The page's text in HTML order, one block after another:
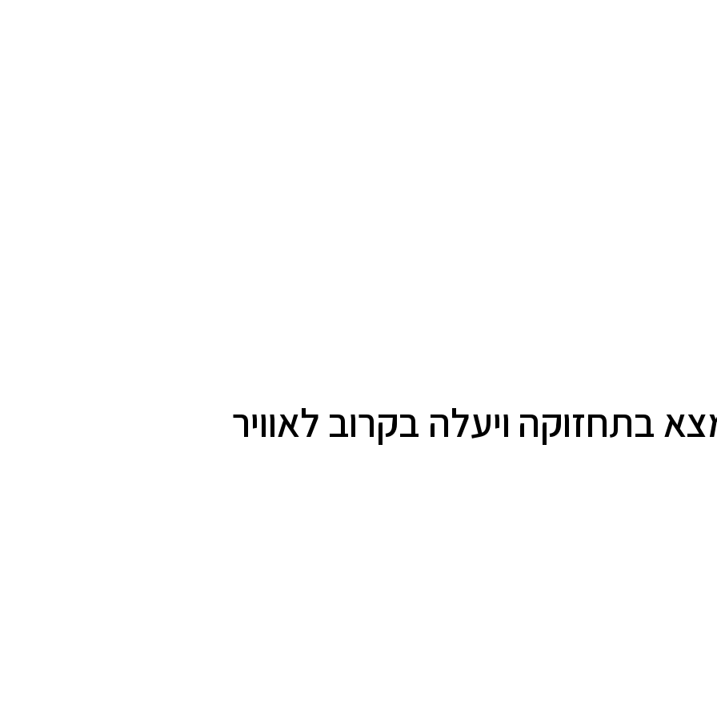
בתחזוקה ויעלה בקרוב לאוויר